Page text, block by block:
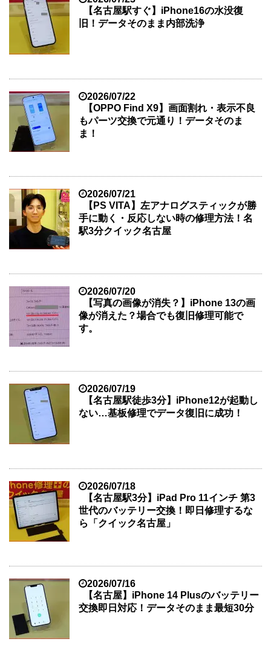
【名古屋駅すぐ】iPhone16の水没復
旧！データそのまま内部洗浄
2026/07/22
【OPPO Find X9】画面割れ・表示不良
もパーツ交換で元通り！データそのま
ま！
2026/07/21
【PS VITA】左アナログスティックが勝
手に動く・反応しない時の修理方法！名
駅3分クイック名古屋
2026/07/20
【写真の画像が消失？】iPhone 13の画
像が消えた？場合でも復旧修理可能で
す。
2026/07/19
【名古屋駅徒歩3分】iPhone12が起動し
ない…基板修理でデータ復旧に成功！
2026/07/18
【名古屋駅3分】iPad Pro 11インチ 第3
世代のバッテリー交換！即日修理するな
ら「クイック名古屋」
2026/07/16
【名古屋】iPhone 14 Plusのバッテリー
交換即日対応！データそのまま最短30分